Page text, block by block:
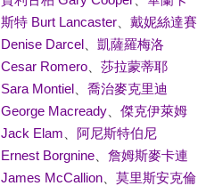
斯特 Burt Lancaster、 戴妮絲達賽
Denise Darcel、 凱薩羅梅洛
Cesar Romero、 莎拉蒙蒂耶
Sara Montiel、 喬治麥克里迪
George Macready、 傑克伊萊姆
Jack Elam
阿尼斯特伯尼
Ernest Borgnine、 詹姆斯麥卡連
James McCallion、 莫里斯安克倫